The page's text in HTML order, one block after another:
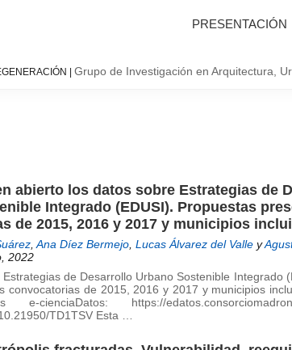
| Grupo de Investigación en Arquitectura,
PRESENTACIÓN
abierto los datos sobre Estrategias de
Integrado (EDUSI). Propuestas
de 2015, 2016 y 2017 y municipios
,Ana Díez Bermejo, Lucas Álvarez del Valle y
2022
Estrategias de Desarrollo Urbano Sostenible Integrado
convocatorias de 2015, 2016 y 2017 y municipios
cienciaDatos: https://
TD1TSV Esta …